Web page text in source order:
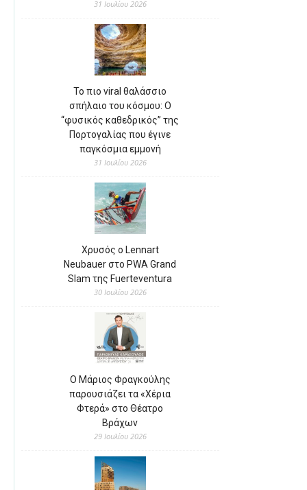
31 Ιουλίου 2026
Το πιο viral θαλάσσιο
σπήλαιο του κόσμου: Ο
“φυσικός καθεδρικός” της
Πορτογαλίας που έγινε
παγκόσμια εμμονή
31 Ιουλίου 2026
Χρυσός ο Lennart
Neubauer στο PWA Grand
Slam της Fuerteventura
30 Ιουλίου 2026
Ο Μάριος Φραγκούλης
παρουσιάζει τα «Χέρια
Φτερά» στο Θέατρο
Βράχων
29 Ιουλίου 2026